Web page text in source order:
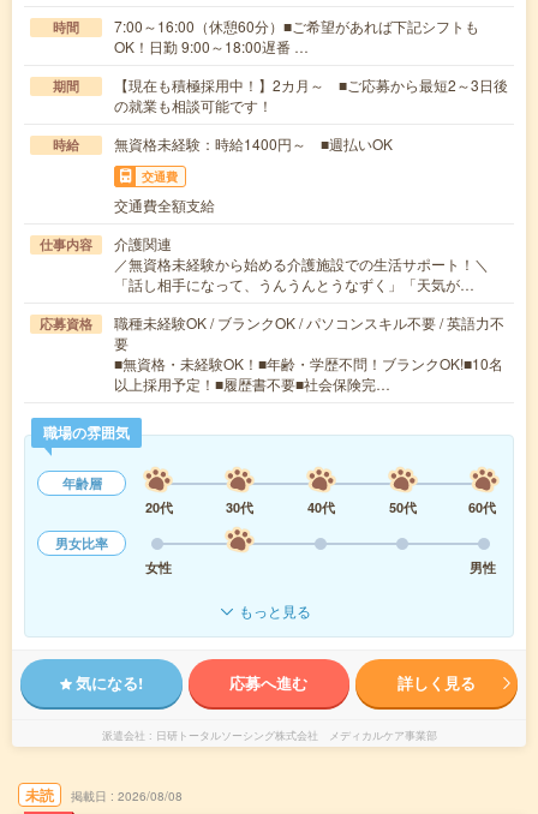
時間
7:00～16:00（休憩60分）■ご希望があれば下記シフトも
OK！日勤 9:00～18:00遅番 …
期間
【現在も積極採用中！】2カ月～ ■ご応募から最短2～3日後
の就業も相談可能です！
時給 無資格未経験：時給1400円～ ■週払いOK
交通費
交通費全額支給
仕事内容
介護関連
／無資格未経験から始める介護施設での生活サポート！＼
「話し相手になって、うんうんとうなずく」「天気が…
応募資格
職種未経験OK / ブランクOK / パソコンスキル不要 / 英語力不
要
■無資格・未経験OK！■年齢・学歴不問！ブランクOK!■10名
以上採用予定！■履歴書不要■社会保険完…
職場の雰囲気
年齢層
20代
30代 40代 50代
60代
男女比率
女性
男性
もっと見る
気になる! 応募へ進む 詳しく見る
派遣会社 日研トータルソーシング株式会社 メディカルケア事業部
未読 掲載日 2026/08/08